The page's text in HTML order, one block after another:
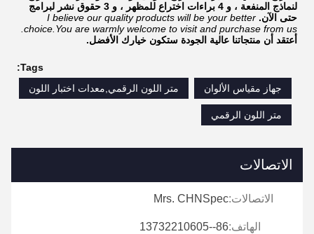
لنماذج المنفعة ، و 4 براءات اختراع للمظهر ، و 3 حقوق نشر لبرامج
حتى الآن. I believe our quality products will be your better
choice.You are warmly welcome to visit and purchase from us.
أعتقد أن منتجاتنا عالية الجودة ستكون خيارك الأفضل.
Tags:
جهاز مقياس الألوان
متر اللون الرقمي,معدات اختبار اللون
متر اللون الرقمي
الاتصالات
الاتصالات:Mrs. CHNSpec
الهاتف:86--13732210605